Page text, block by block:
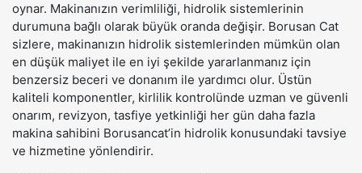
oynar. Makinanızın verimliliği, hidrolik sistemlerinin
durumuna bağlı olarak büyük oranda değişir. Borusan Cat
sizlere, makinanızın hidrolik sistemlerinden mümkün olan
en düşük maliyet ile en iyi şekilde yararlanmanız için
benzersiz beceri ve donanım ile yardımcı olur. Üstün
kaliteli komponentler, kirlilik kontrolünde uzman ve güvenli
onarım, revizyon, tasfiye yetkinliği her gün daha fazla
makina sahibini Borusancat’in hidrolik konusundaki tavsiye
ve hizmetine yönlendirir.